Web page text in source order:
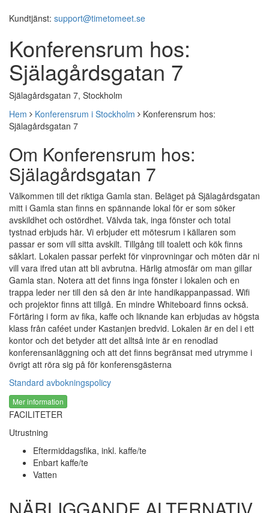
Kundtjänst: support@timetomeet.se
Konferensrum hos:
Själagårdsgatan 7
Själagårdsgatan 7, Stockholm
Hem
Konferensrum i Stockholm
Konferensrum hos:
Själagårdsgatan 7
Om Konferensrum hos:
Själagårdsgatan 7
Välkommen till det riktiga Gamla stan. Beläget på Själagårdsgatan
mitt i Gamla stan finns en spännande lokal för er som söker
avskildhet och ostördhet. Välvda tak, inga fönster och total
tystnad erbjuds här. Vi erbjuder ett mötesrum i källaren som
passar er som vill sitta avskilt. Tillgång till toalett och kök finns
såklart. Lokalen passar perfekt för vinprovningar och möten där ni
vill vara ifred utan att bli avbrutna. Härlig atmosfär om man gillar
Gamla stan. Notera att det finns inga fönster i lokalen och en
trappa leder ner till den så den är inte handikappanpassad. Wifi
och projektor finns att tillgå. En mindre Whiteboard finns också.
Förtäring i form av fika, kaffe och liknande kan erbjudas av högsta
klass från caféet under Kastanjen bredvid. Lokalen är en del i ett
kontor och det betyder att det alltså inte är en renodlad
konferensanläggning och att det finns begränsat med utrymme i
övrigt att röra sig på för konferensgästerna
Standard avbokningspolicy
Mer information
FACILITETER
Utrustning
Eftermiddagsfika, inkl. kaffe/te
Enbart kaffe/te
Vatten